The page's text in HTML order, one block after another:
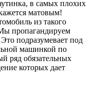
в самых плохих
матовым!
из такого
пропагандируем
подразумевает под
машинкой по
ряд обязательных
которых дает